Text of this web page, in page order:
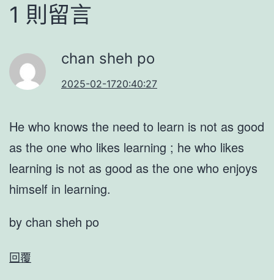
1 則留言
chan sheh po
2025-02-1720:40:27
He who knows the need to learn is not as good
as the one who likes learning ; he who likes
learning is not as good as the one who enjoys
himself in learning.
by chan sheh po
回覆